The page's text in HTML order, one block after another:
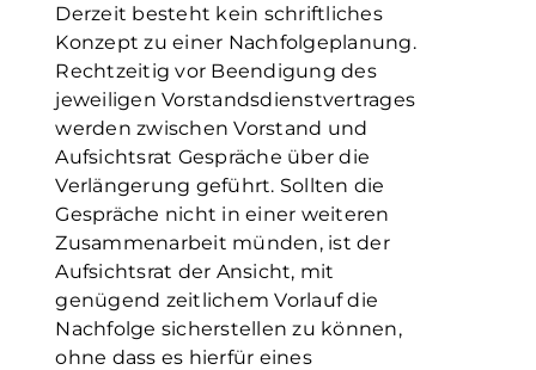
Derzeit besteht kein schriftliches
Konzept zu einer Nachfolgeplanung.
Rechtzeitig vor Beendigung des
jeweiligen Vorstandsdienstvertrages
werden zwischen Vorstand und
Aufsichtsrat Gespräche über die
Verlängerung geführt. Sollten die
Gespräche nicht in einer weiteren
Zusammenarbeit münden, ist der
Aufsichtsrat der Ansicht, mit
genügend zeitlichem Vorlauf die
Nachfolge sicherstellen zu können,
ohne dass es hierfür eines